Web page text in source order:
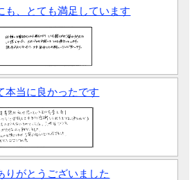
も、とても満足しています
本当に良かったです
りがとうございました